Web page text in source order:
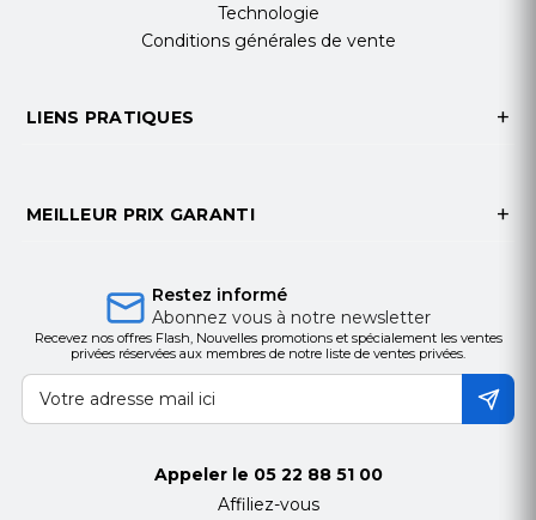
Technologie
Conditions générales de vente
LIENS PRATIQUES
MEILLEUR PRIX GARANTI
Restez informé
Abonnez vous à notre newsletter
Recevez nos offres Flash, Nouvelles promotions et spécialement les ventes
privées réservées aux membres de notre liste de ventes privées.
Appeler le 05 22 88 51 00
Affiliez-vous